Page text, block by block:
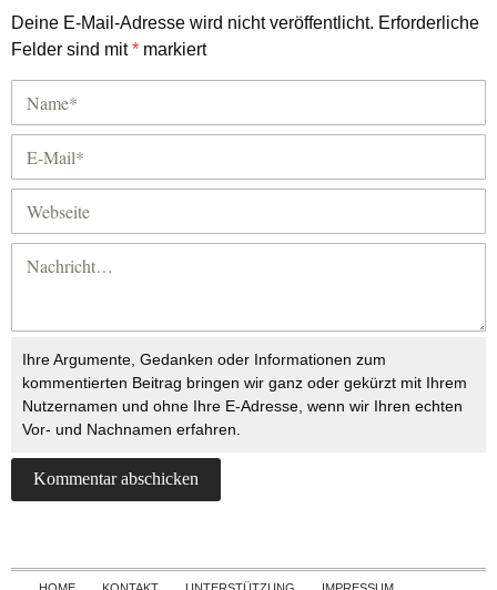
Deine E-Mail-Adresse wird nicht veröffentlicht. Erforderliche
Felder sind mit* markiert
Ihre Argumente, Gedanken oder Informationen zum
kommentierten Beitrag bringen wir ganz oder gekürzt mit Ihrem
Nutzernamen und ohne Ihre E-Adresse, wenn wir Ihren echten
Vor- und Nachnamen erfahren.
Skip to content